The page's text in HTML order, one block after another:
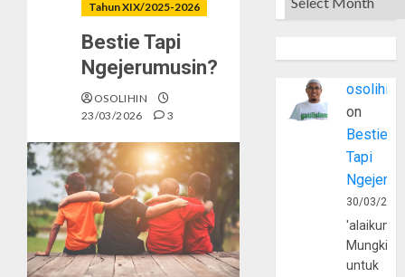
Tahun XIX/2025-2026
Bestie Tapi
Ngejerumusin?
OSOLIHIN
23/03/2026
3
osolihin
on
Bestie
Tapi
30/03/
Mungkin
untuk